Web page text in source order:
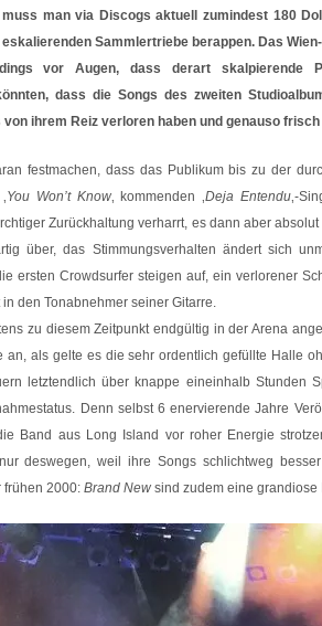
muss man via Discogs aktuell zumindest 180
Sammlertriebe berappen. Das
vor Augen, dass derart skalpierende
dass die Songs des zweiten
ihrem Reiz verloren haben und genauso
festmachen, dass das Publikum bis zu der
You Won’t Know‚ kommenden ‚Deja Entendu‚-
Zurückhaltung verharrt, es dann aber
über, das Stimmungsverhalten ändert sich
ersten Crowdsurfer steigen auf, ein verlorener
den Tonabnehmer seiner Gitarre.
zu diesem Zeitpunkt endgültig in der Arena
an, als gelte es die sehr ordentlich gefüllte Halle
letztendlich über knappe eineinhalb Stunden
Denn selbst 6 enervierende Jahre
Band aus Long Island vor roher Energie
deswegen, weil ihre Songs schlichtweg
frühen 2000: Brand New sind zudem eine grandiose